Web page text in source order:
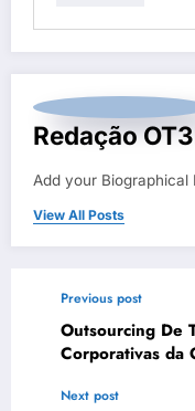
Redação
Add your Biographical
View All Posts
Previous post
Outsourcing De
Corporativas da
Next post